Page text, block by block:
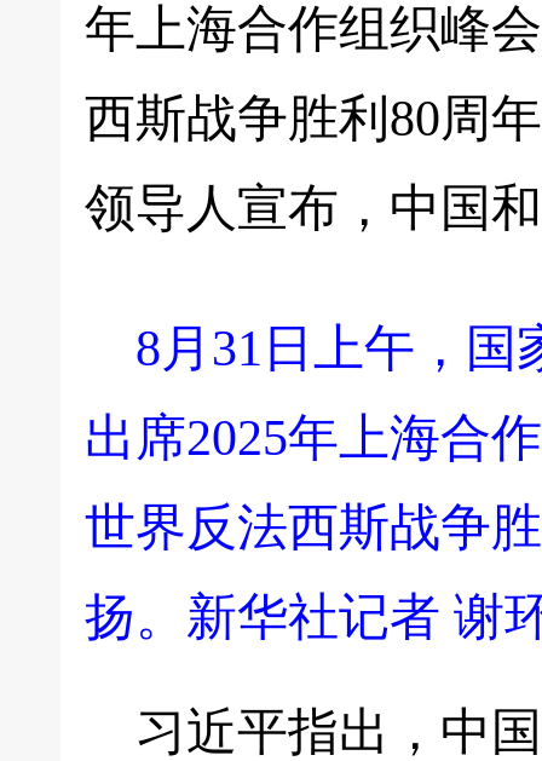
年上海合作组织峰
西斯战争胜利80周
领导人宣布，中国
8月31日上午，
出席2025年上海合
世界反法西斯战争
扬。新华社记者 谢
习近平指出，中